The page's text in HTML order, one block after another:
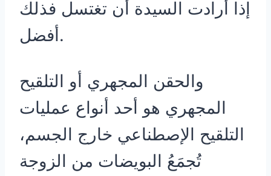
إذا أرادت السيدة أن تغتسل فذلك
أفضل.
والحقن المجهري أو التلقيح
المجهري هو أحد أنواع عمليات
التلقيح الإصطناعي خارج الجسم،
تُجمَعُ البويضات من الزوجة